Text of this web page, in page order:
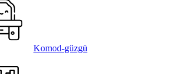
Komod-güzgü